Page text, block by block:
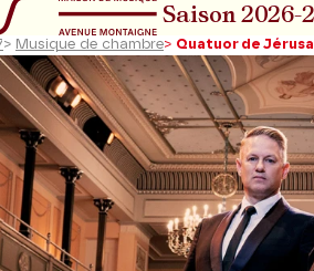
Saison 2026-
> Musique de chambre> Quatuor de